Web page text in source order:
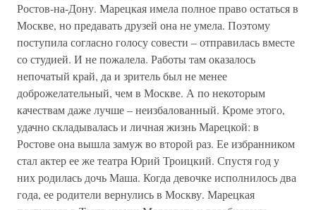
Ростов-на-Дону. Марецкая имела полное право остаться в
Москве, но предавать друзей она не умела. Поэтому
поступила согласно голосу совести – отправилась вместе
со студией. И не пожалела. Работы там оказалось
непочатый край, да и зритель был не менее
доброжелательный, чем в Москве. А по некоторым
качествам даже лучше – неизбалованный. Кроме этого,
удачно складывалась и личная жизнь Марецкой: в
Ростове она вышла замуж во второй раз. Ее избранником
стал актер ее же театра Юрий Троицкий. Спустя год у
них родилась дочь Маша. Когда девочке исполнилось два
года, ее родители вернулись в Москву. Марецкая